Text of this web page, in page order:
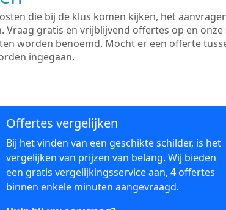
die bij de klus komen kijken, het
gratis en vrijblijvend offertes op en
worden benoemd. Mocht er een offerte
ingegaan.
Offertes vergelijken
Bij het vinden van een geschikte schilder, is het
vergelijken van prijzen van belang. Wij bieden
een gratis vergelijkingsservice aan, 4 offertes
binnen enkele minuten aangevraagd.